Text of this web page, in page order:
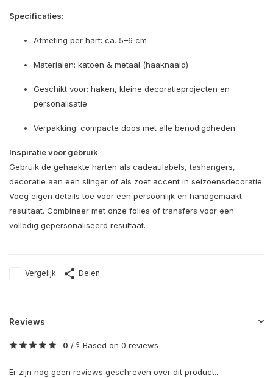
Specificaties:
Afmeting per hart: ca. 5–6 cm
Materialen: katoen & metaal (haaknaald)
Geschikt voor: haken, kleine decoratieprojecten en
personalisatie
Verpakking: compacte doos met alle benodigdheden
Inspiratie voor gebruik
Gebruik de gehaakte harten als cadeaulabels, tashangers,
decoratie aan een slinger of als zoet accent in seizoensdecoratie.
Voeg eigen details toe voor een persoonlijk en handgemaakt
resultaat. Combineer met onze folies of transfers voor een
volledig gepersonaliseerd resultaat.
Vergelijk Delen
Reviews
0 / 5 Based on 0 reviews
Er zijn nog geen reviews geschreven over dit product..